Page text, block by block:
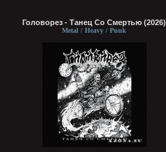
Головорез - Tанец Со Смертью (2026)
Metal / Heavy / Punk